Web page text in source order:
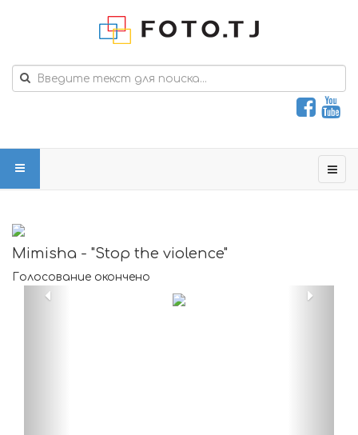
Mimisha - "Stop the violence"
Голосование окончено